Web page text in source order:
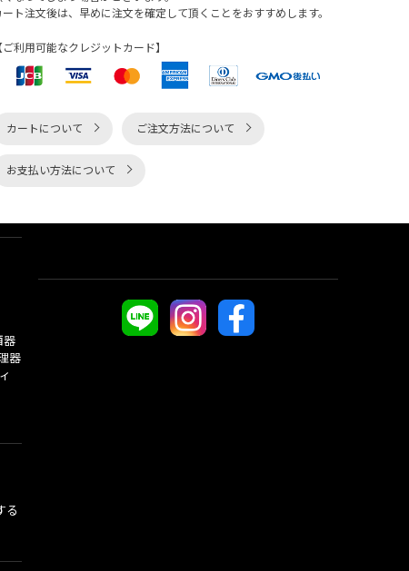
ート注文後は、早めに注文を確定して頂くことをおすすめします。
ご利用可能なクレジットカード】
カートについて ご注文方法について
お支払い方法について
器
器
る